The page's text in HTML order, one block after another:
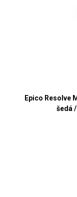
Epico Resolve
šedá